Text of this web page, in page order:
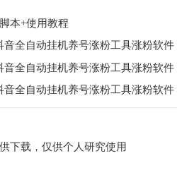
本+使用教程
下载，仅供个人研究使用